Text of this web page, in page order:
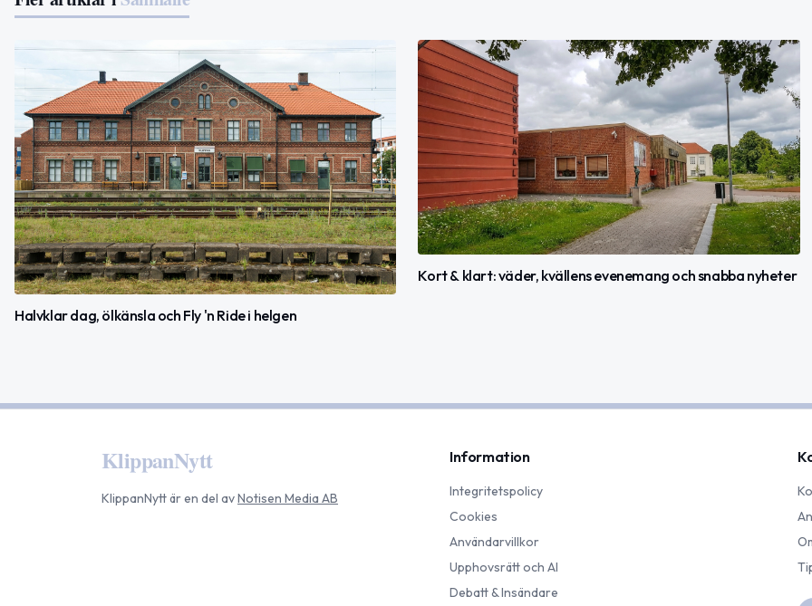
Halvklar dag, ölkänsla och Fly 'n Ride i helgen
Kort & klart: väder, kvällens evenemang och snabba nyheter
KlippanNytt
KlippanNyttär en del avNotisen Media AB
Information
Integritetspolicy
Cookies
Användarvillkor
Upphovsrätt och AI
Debatt & Insändare